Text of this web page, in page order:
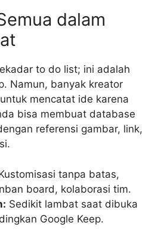
dalam
to do list; ini adalah
Namun, banyak kreator
mencatat ide karena
bisa membuat database
referensi gambar, link,
tanpa batas,
board, kolaborasi tim.
Sedikit lambat saat dibuka
Google Keep.